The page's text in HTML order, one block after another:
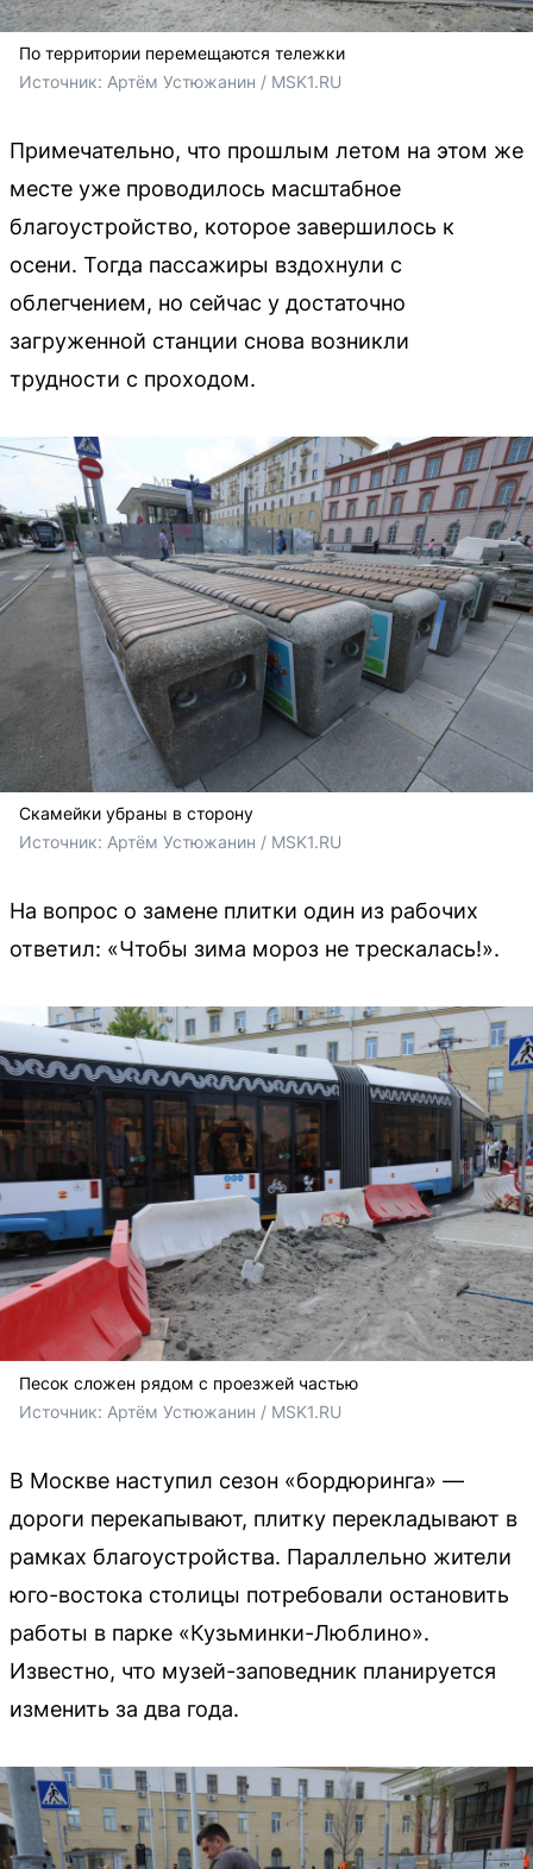
По территории перемещаются тележки
Источник: Артём Устюжанин / MSK1.RU
Примечательно, что прошлым летом на этом же
месте уже проводилось масштабное
благоустройство, которое завершилось к
осени. Тогда пассажиры вздохнули с
облегчением, но сейчас у достаточно
загруженной станции снова возникли
трудности с проходом.
Скамейки убраны в сторону
Источник: Артём Устюжанин / MSK1.RU
На вопрос о замене плитки один из рабочих
ответил: «Чтобы зима мороз не трескалась!».
Песок сложен рядом с проезжей частью
Источник: Артём Устюжанин / MSK1.RU
В Москве наступил сезон «бордюринга» —
дороги перекапывают, плитку перекладывают в
рамках благоустройства. Параллельно жители
юго-востока столицы потребовали остановить
работы в парке «Кузьминки-Люблино».
Известно, что музей-заповедник планируется
изменить за два года.